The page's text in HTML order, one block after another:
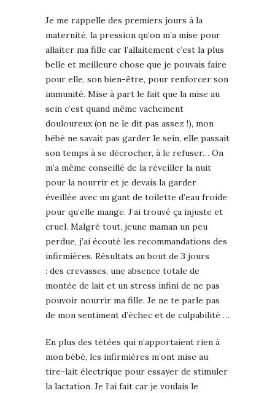
Je me rappelle des premiers jours à la
maternité, la pression qu’on m’a mise pour
allaiter ma fille car l’allaitement c’est la plus
belle et meilleure chose que je pouvais faire
pour elle, son bien-être, pour renforcer son
immunité. Mise à part le fait que la mise au
sein c’est quand même vachement
douloureux (on ne le dit pas assez !), mon
bébé ne savait pas garder le sein, elle passait
son temps à se décrocher, à le refuser… On
m’a même conseillé de la réveiller la nuit
pour la nourrir et je devais la garder
éveillée avec un gant de toilette d’eau froide
pour qu’elle mange. J’ai trouvé ça injuste et
cruel. Malgré tout, jeune maman un peu
perdue, j’ai écouté les recommandations des
infirmières. Résultats au bout de 3 jours
: des crevasses, une absence totale de
montée de lait et un stress infini de ne pas
pouvoir nourrir ma fille. Je ne te parle pas
de mon sentiment d’échec et de culpabilité …
En plus des tétées qui n’apportaient rien à
mon bébé, les infirmières m’ont mise au
tire-lait électrique pour essayer de stimuler
la lactation. Je l’ai fait car je voulais le